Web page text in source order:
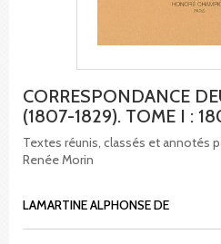
CORRESPONDANCE
(1807-1829). TOME I :
Textes réunis, classés et annotés
Renée Morin
LAMARTINE ALPHONSE DE